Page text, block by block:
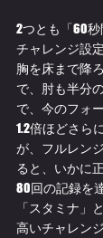
2つとも「​60
チャレンジ設
胸を床まで降
で、肘も半分
で、今のフォ
1.2倍ほどさら
が、フルレン
ると、いかに
80回の記録を
「スタミナ」
高いチャレン